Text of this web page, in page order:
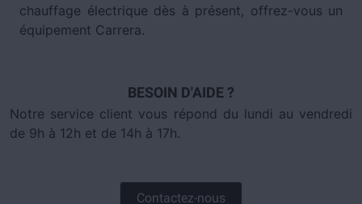
chauffage électrique dès à présent, offrez-vous un
équipement Carrera.
BESOIN D'AIDE ?
Notre service client vous répond du lundi au vendredi
de 9h à 12h et de 14h à 17h.
Contactez-nous